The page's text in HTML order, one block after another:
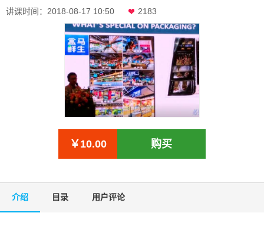
讲课时间：2018-08-17 10:50 2183
￥10.00 购买
介绍 目录 用户评论